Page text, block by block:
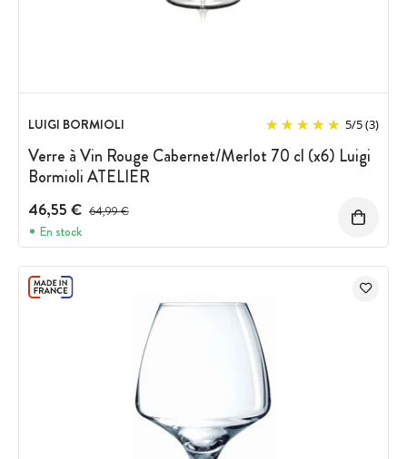
LUIGI BORMIOLI 5/5(3)
Verre à Vin Rouge Cabernet/Merlot 70 cl (x6) Luigi
Bormioli ATELIER
46,55 € Prix avant réduction :
64,99 €
En stock